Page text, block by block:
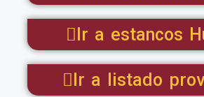
Ir a estancos
Ir a listado